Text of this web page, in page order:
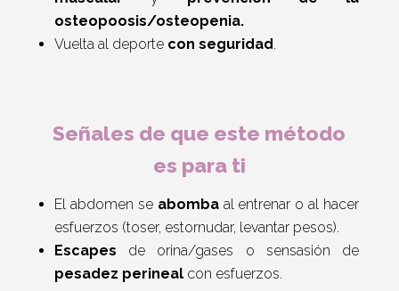
osteopoosis/osteopenia.
Vuelta al deporte con seguridad.
Señales de que este método
es para ti
El abdomen se abombaal entrenar o al hacer
esfuerzos (toser, estornudar, levantar pesos).
Escapes de orina/gases o sensasión de
pesadez perinealcon esfuerzos.